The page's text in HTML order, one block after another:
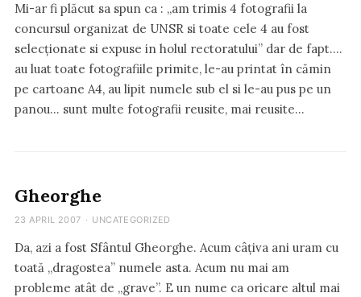
Mi-ar fi plăcut sa spun ca : „am trimis 4 fotografii la
concursul organizat de UNSR si toate cele 4 au fost
selecționate si expuse in holul rectoratului” dar de fapt….
au luat toate fotografiile primite, le-au printat în cămin
pe cartoane A4, au lipit numele sub el si le-au pus pe un
panou… sunt multe fotografii reusite, mai reusite…
Gheorghe
23 APRIL 2007 · UNCATEGORIZED
Da, azi a fost Sfântul Gheorghe. Acum câțiva ani uram cu
toată „dragostea” numele asta. Acum nu mai am
probleme atât de „grave”. E un nume ca oricare altul mai